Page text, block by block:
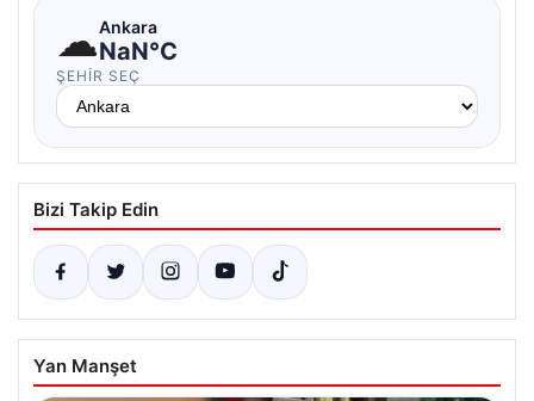
☁Ankara
NaN°C
ŞEHIR SEÇ
Bizi Takip Edin
Yan Manşet